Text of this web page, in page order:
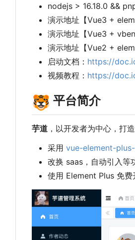
nodejs > 16.18.0 &&
演示地址【Vue3 +
演示地址【Vue3 +
演示地址【Vue2 +
启动文档： https://
视频教程： https://
🐯 平台简介
芋道 ，以开发者为中心，打
采用 vue-element-
改换 saas ， 自动引入等
使用 Element Plus 免费